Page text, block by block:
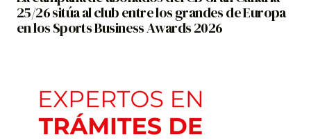
25/26 sitúa al club entre los grandes de Europa
en los Sports Business Awards 2026